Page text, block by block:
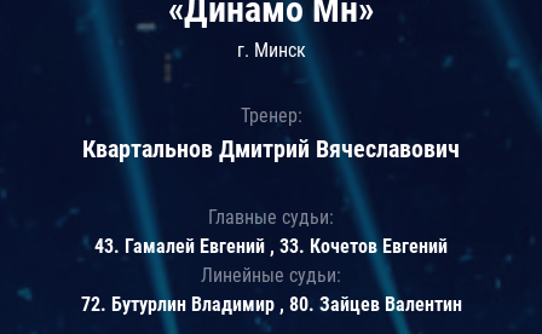
«Динамо Мн»
г. Минск
Тренер:
Квартальнов Дмитрий Вячеславович
Главные судьи:
43. Гамалей Евгений , 33. Кочетов Евгений
Линейные судьи:
72. Бутурлин Владимир , 80. Зайцев Валентин